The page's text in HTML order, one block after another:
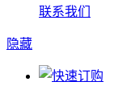
联系我们
隐藏